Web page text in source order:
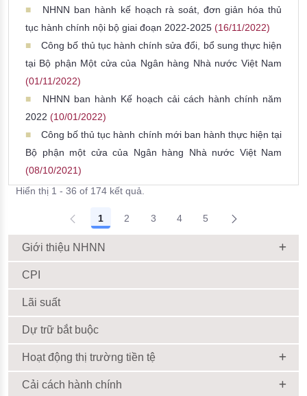
NHNN ban hành kế hoạch rà soát, đơn giản hóa thủ
tục hành chính nội bộ giai đoạn 2022-2025 (16/11/2022)
Công bố thủ tục hành chính sửa đổi, bổ sung thực hiện
tại Bộ phận Một cửa của Ngân hàng Nhà nước Việt Nam
(01/11/2022)
NHNN ban hành Kế hoạch cải cách hành chính năm
2022 (10/01/2022)
Công bố thủ tục hành chính mới ban hành thực hiện tại
Bộ phận một cửa của Ngân hàng Nhà nước Việt Nam
(08/10/2021)
Hiển thị 1 - 36 of 174 kết quả.
1 2 3 4 5
Giới thiệu NHNN
CPI
Lãi suất
Dự trữ bắt buộc
Hoạt động thị trường tiền tệ
Cải cách hành chính